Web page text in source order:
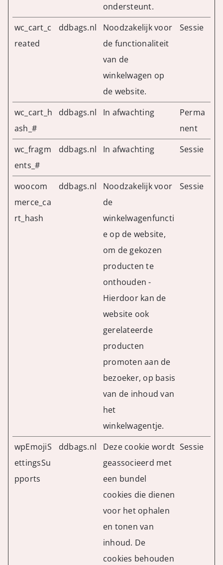
ondersteunt.
wc_cart_c
reated
ddbags.nl
Noodzakelijk voor
de functionaliteit
van de
winkelwagen op
de website.
Sessie
wc_cart_h
ash_#
ddbags.nl In afwachting
Perma
nent
wc_fragm
ents_#
ddbags.nl In afwachting Sessie
woocom
merce_ca
rt_hash
ddbags.nl
Noodzakelijk voor
de
winkelwagenfuncti
e op de website,
om de gekozen
producten te
onthouden -
Hierdoor kan de
website ook
gerelateerde
producten
promoten aan de
bezoeker, op basis
van de inhoud van
het
winkelwagentje.
Sessie
wpEmojiS
ettingsSu
pports
ddbags.nl
Deze cookie wordt
geassocieerd met
een bundel
cookies die dienen
voor het ophalen
en tonen van
inhoud. De
cookies behouden
Sessie